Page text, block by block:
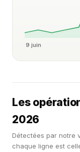
9 juin
Les
2026
Détectées par notre
chaque ligne est